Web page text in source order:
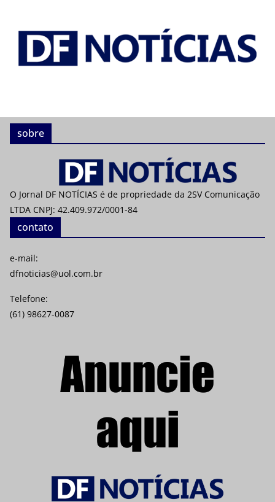
sobre
O Jornal DF NOTÍCIAS é de propriedade da 2SV Comunicação
LTDA CNPJ: 42.409.972/0001-84
contato
e-mail:
dfnoticias@uol.com.br
Telefone:
(61) 98627-0087